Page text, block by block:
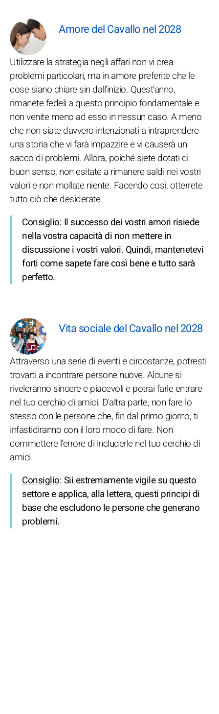
Amore del Cavallo nel 2028
Utilizzare la strategia negli affari non vi crea
problemi particolari, ma in amore preferite che le
cose siano chiare sin dall'inizio. Quest'anno,
rimanete fedeli a questo principio fondamentale e
non venite meno ad esso in nessun caso. A meno
che non siate davvero intenzionati a intraprendere
una storia che vi farà impazzire e vi causerà un
sacco di problemi. Allora, poiché siete dotati di
buon senso, non esitate a rimanere saldi nei vostri
valori e non mollate niente. Facendo così, otterrete
tutto ciò che desiderate.
Consiglio: Il successo dei vostri amori risiede
nella vostra capacità di non mettere in
discussione i vostri valori. Quindi, mantenetevi
forti come sapete fare così bene e tutto sarà
perfetto.
Vita sociale del Cavallo nel 2028
Attraverso una serie di eventi e circostanze, potresti
trovarti a incontrare persone nuove. Alcune si
riveleranno sincere e piacevoli e potrai farle entrare
nel tuo cerchio di amici. D'altra parte, non fare lo
stesso con le persone che, fin dal primo giorno, ti
infastidiranno con il loro modo di fare. Non
commettere l'errore di includerle nel tuo cerchio di
amici.
Consiglio: Sii estremamente vigile su questo
settore e applica, alla lettera, questi principi di
base che escludono le persone che generano
problemi.